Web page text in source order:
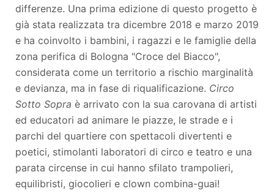
differenze. Una prima edizione di questo progetto è
già stata realizzata tra dicembre 2018 e marzo 2019
e ha coinvolto i bambini, i ragazzi e le famiglie della
zona perifica di Bologna "Croce del Biacco",
considerata come un territorio a rischio marginalità
e devianza, ma in fase di riqualificazione. Circo
Sotto Sopra è arrivato con la sua carovana di artisti
ed educatori ad animare le piazze, le strade e i
parchi del quartiere con spettacoli divertenti e
poetici, stimolanti laboratori di circo e teatro e una
parata circense in cui hanno sfilato trampolieri,
equilibristi, giocolieri e clown combina-guai!